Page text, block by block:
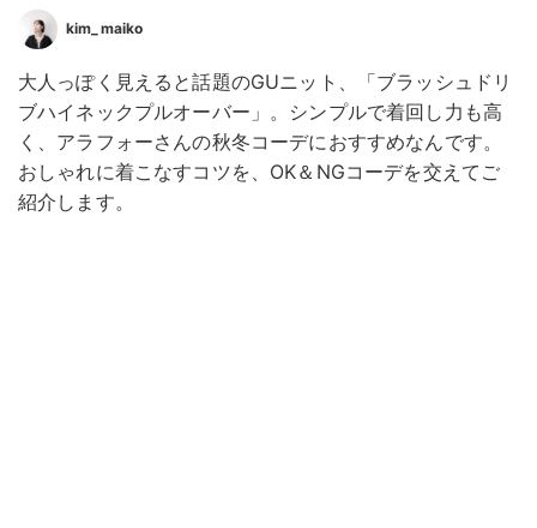
kim_maiko
大人っぽく見えると話題のGUニット、「ブラッシュドリ
ブハイネックプルオーバー」。シンプルで着回し力も高
く、アラフォーさんの秋冬コーデにおすすめなんです。
おしゃれに着こなすコツを、OK＆NGコーデを交えてご
紹介します。